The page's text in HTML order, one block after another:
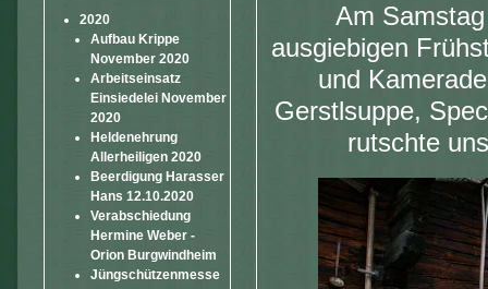
2020
Aufbau Krippe
November 2020
Arbeitseinsatz
Einsiedelei November
2020
Heldenehrung
Allerheiligen 2020
Beerdigung Harasser
Hans 12.10.2020
Verabschiedung
Hermine Weber -
Orion Burgwindheim
Jüngschützenmesse
Am
ausgiebigen
und
Gerstlsuppe,
rutschte